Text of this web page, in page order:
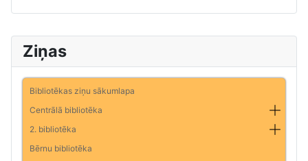
Ziņas
Bibliotēkas ziņu sākumlapa
Centrālā bibliotēka
2. bibliotēka
Bērnu bibliotēka